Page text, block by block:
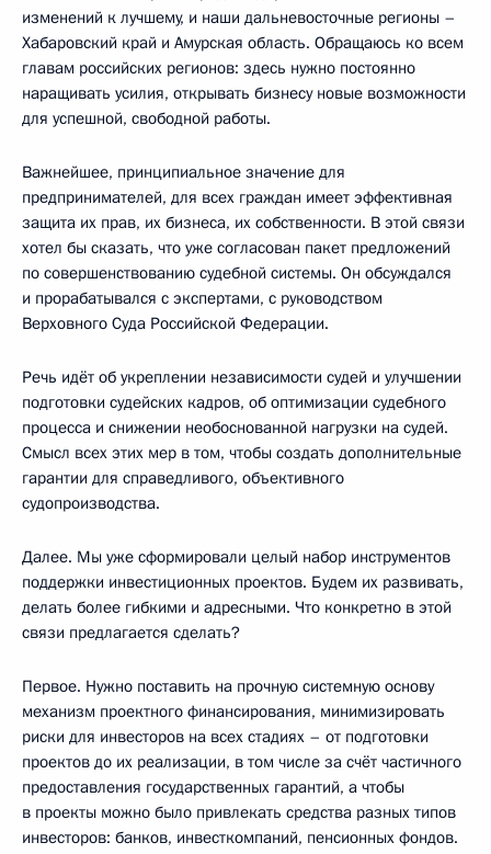
изменений к лучшему, и наши дальневосточные регионы –
Хабаровский край и Амурская область. Обращаюсь ко всем
главам российских регионов: здесь нужно постоянно
наращивать усилия, открывать бизнесу новые возможности
для успешной, свободной работы.
Важнейшее, принципиальное значение для
предпринимателей, для всех граждан имеет эффективная
защита их прав, их бизнеса, их собственности. В этой связи
хотел бы сказать, что уже согласован пакет предложений
по совершенствованию судебной системы. Он обсуждался
и прорабатывался с экспертами, с руководством
Верховного Суда Российской Федерации.
Речь идёт об укреплении независимости судей и улучшении
подготовки судейских кадров, об оптимизации судебного
процесса и снижении необоснованной нагрузки на судей.
Смысл всех этих мер в том, чтобы создать дополнительные
гарантии для справедливого, объективного
судопроизводства.
Далее. Мы уже сформировали целый набор инструментов
поддержки инвестиционных проектов. Будем их развивать,
делать более гибкими и адресными. Что конкретно в этой
связи предлагается сделать?
Первое. Нужно поставить на прочную системную основу
механизм проектного финансирования, минимизировать
риски для инвесторов на всех стадиях – от подготовки
проектов до их реализации, в том числе за счёт частичного
предоставления государственных гарантий, а чтобы
в проекты можно было привлекать средства разных типов
инвесторов: банков, инвесткомпаний, пенсионных фондов.